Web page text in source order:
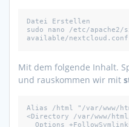
Datei Erstellen
sudo nano /etc/apache2/
available/nextcloud.conf
Mit dem folgende Inhalt.
und rauskommen wir mit
Alias /html "/var/www/
<Directory /var/www/